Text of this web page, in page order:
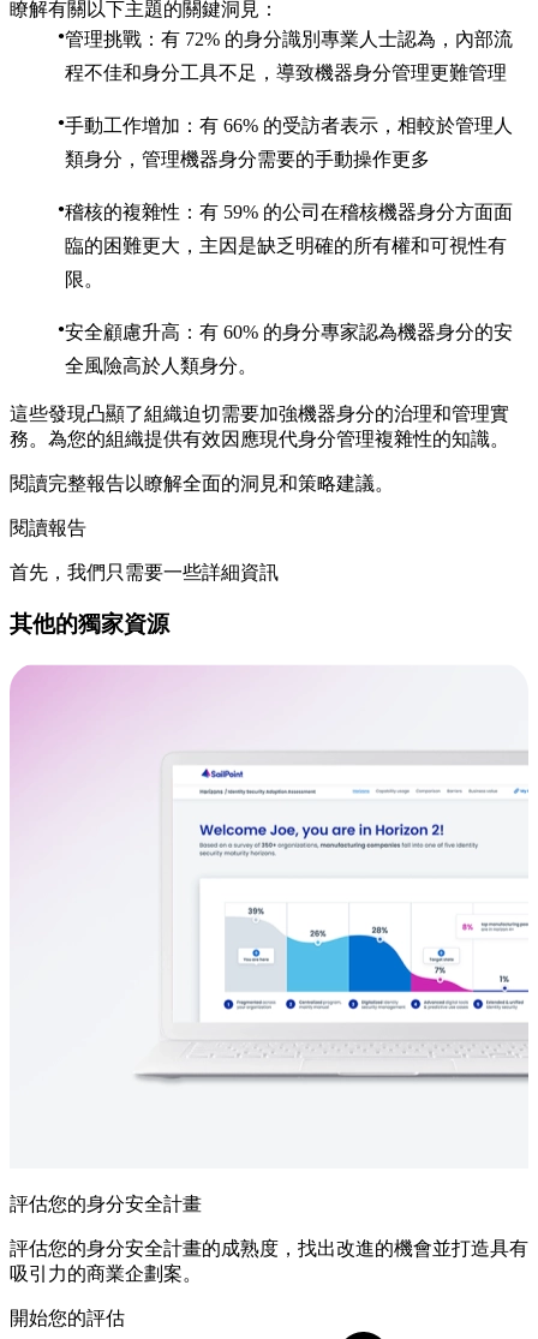
瞭解有關以下主題的關鍵洞見：
管理挑戰：有 72% 的身分識別專業人士認為，內部流
程不佳和身分工具不足，導致機器身分管理更難管理
手動工作增加：有 66% 的受訪者表示，相較於管理人
類身分，管理機器身分需要的手動操作更多
稽核的複雜性：有 59% 的公司在稽核機器身分方面面
臨的困難更大，主因是缺乏明確的所有權和可視性有
限。
安全顧慮升高：有 60% 的身分專家認為機器身分的安
全風險高於人類身分。
這些發現凸顯了組織迫切需要加強機器身分的治理和管理實
務。為您的組織提供有效因應現代身分管理複雜性的知識。
閱讀完整報告以瞭解全面的洞見和策略建議。
閱讀報告
首先，我們只需要一些詳細資訊
其他的獨家資源
評估您的身分安全計畫
評估您的身分安全計畫的成熟度，找出改進的機會並打造具有
吸引力的商業企劃案。
開始您的評估